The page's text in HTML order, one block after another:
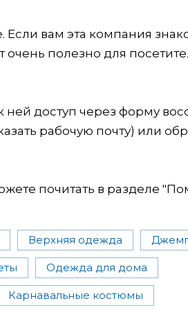
вам эта компания
очень полезно для
доступ через форму
рабочую почту) или
почитать в разделе
Верхняя одежда
Одежда для дома
Карнавальные костюмы